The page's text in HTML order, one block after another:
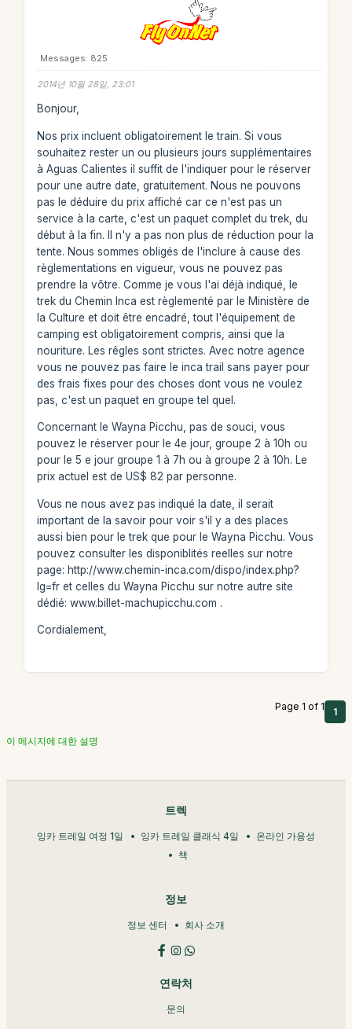
Messages: 825
2014년 10월 28일, 23:01
Bonjour,
Nos prix incluent obligatoirement le train. Si vous
souhaitez rester un ou plusieurs jours supplémentaires
à Aguas Calientes il suffit de l'indiquer pour le réserver
pour une autre date, gratuitement. Nous ne pouvons
pas le déduire du prix affiché car ce n'est pas un
service à la carte, c'est un paquet complet du trek, du
début à la fin. Il n'y a pas non plus de réduction pour la
tente. Nous sommes obligés de l'inclure à cause des
règlementations en vigueur, vous ne pouvez pas
prendre la vôtre. Comme je vous l'ai déjà indiqué, le
trek du Chemin Inca est règlementé par le Ministère de
la Culture et doit être encadré, tout l'équipement de
camping est obligatoirement compris, ainsi que la
nouriture. Les rêgles sont strictes. Avec notre agence
vous ne pouvez pas faire le inca trail sans payer pour
des frais fixes pour des choses dont vous ne voulez
pas, c'est un paquet en groupe tel quel.
Concernant le Wayna Picchu, pas de souci, vous
pouvez le réserver pour le 4e jour, groupe 2 à 10h ou
pour le 5 e jour groupe 1 à 7h ou à groupe 2 à 10h. Le
prix actuel est de US$ 82 par personne.
Vous ne nous avez pas indiqué la date, il serait
important de la savoir pour voir s'il y a des places
aussi bien pour le trek que pour le Wayna Picchu. Vous
pouvez consulter les disponiblités reelles sur notre
page: http://www.chemin-inca.com/dispo/index.php?
lg=fr et celles du Wayna Picchu sur notre autre site
dédié: www.billet-machupicchu.com .
Cordialement,
Page 1 of 1 1
이 메시지에 대한 설명
트렉
잉카 트레일 여정 1일 잉카 트레일 클래식 4일
온라인 가용성
책
정보
정보 센터 회사 소개
연락처
문의